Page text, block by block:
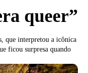
queer”
que interpretou a icônica
ficou surpresa quando